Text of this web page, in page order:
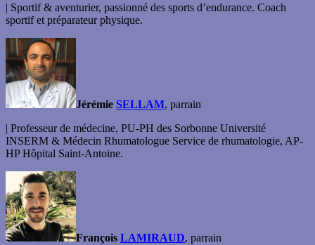
| Sportif & aventurier, passionné des sports d’endurance. Coach
sportif et préparateur physique.
Jérémie SELLAM, parrain
| Professeur de médecine, PU-PH des Sorbonne Université
INSERM & Médecin Rhumatologue Service de rhumatologie, AP-
HP Hôpital Saint-Antoine.
François LAMIRAUD, parrain